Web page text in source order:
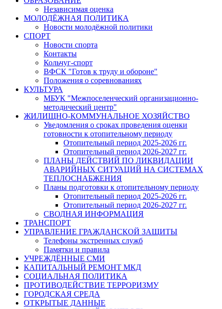
Независимая оценка
МОЛОДЁЖНАЯ ПОЛИТИКА
Новости молодёжной политики
СПОРТ
Новости спорта
Контакты
Кольчуг-спорт
ВФСК "Готов к труду и обороне"
Положения о соревнованиях
КУЛЬТУРА
МБУК "Межпоселенческий организационно-
методический центр"
ЖИЛИЩНО-КОММУНАЛЬНОЕ ХОЗЯЙСТВО
Уведомления о сроках проведения оценки
готовности к отопительному периоду
Отопительный период 2025-2026 гг.
Отопительный период 2026-2027 гг.
ПЛАНЫ ДЕЙСТВИЙ ПО ЛИКВИДАЦИИ
АВАРИЙНЫХ СИТУАЦИЙ НА СИСТЕМАХ
ТЕПЛОСНАБЖЕНИЯ
Планы подготовки к отопительному периоду
Отопительный период 2025-2026 гг.
Отопительный период 2026-2027 гг.
СВОДНАЯ ИНФОРМАЦИЯ
ТРАНСПОРТ
УПРАВЛЕНИЕ ГРАЖДАНСКОЙ ЗАЩИТЫ
Телефоны экстренных служб
Памятки и правила
УЧРЕЖДЁННЫЕ СМИ
КАПИТАЛЬНЫЙ РЕМОНТ МКД
СОЦИАЛЬНАЯ ПОЛИТИКА
ПРОТИВОДЕЙСТВИЕ ТЕРРОРИЗМУ
ГОРОДСКАЯ СРЕДА
ОТКРЫТЫЕ ДАННЫЕ